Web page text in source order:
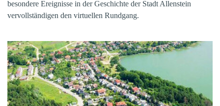
besondere Ereignisse in der Geschichte der Stadt Allenstein
vervollständigen den virtuellen Rundgang.